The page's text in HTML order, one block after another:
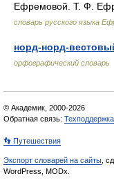
Ефремовой. Т. Ф.
словарь русского языка
норд-норд-
орфографический словарь
© Академик, 2000-2026
Обратная связь: Техподдержка
👣 Путешествия
Экспорт словарей на сайты ,
WordPress, MODx.